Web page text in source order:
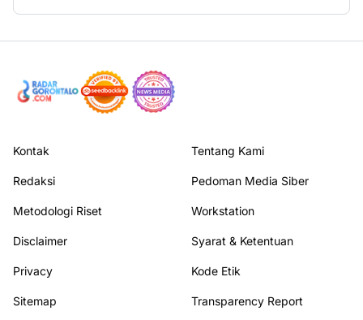
Kontak Tentang Kami
Redaksi Pedoman Media Siber
Metodologi Riset Workstation
Disclaimer Syarat & Ketentuan
Privacy Kode Etik
Sitemap Transparency Report